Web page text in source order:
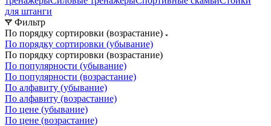
для штанги
Фильтр
По порядку сортировки (возрастание)
По порядку сортировки (убывание)
По порядку сортировки (возрастание)
По популярности (убывание)
По популярности (возрастание)
По алфавиту (убывание)
По алфавиту (возрастание)
По цене (убывание)
По цене (возрастание)